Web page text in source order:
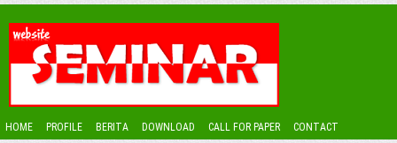
HOME PROFILE BERITA DOWNLOAD CALL FOR PAPER CONTACT